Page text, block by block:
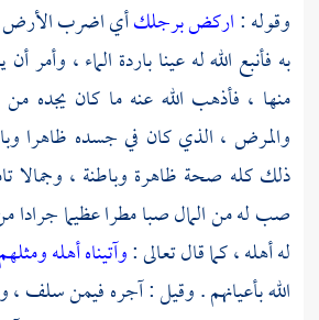
وقوله :اركض برجلكأي اضرب الأرض
به فأنبع الله له عينا باردة الماء ،
منها ، فأذهب الله عنه ما كان يجده من
والمرض ، الذي كان في جسده ظاهرا
ذلك كله صحة ظاهرة وباطنة ، وجمالا
صب له من المال صبا مطرا عظيما
له أهله ، كما قال تعالى :وآتيناه أهله
الله بأعيانهم . وقيل : آجره فيمن سلف ،